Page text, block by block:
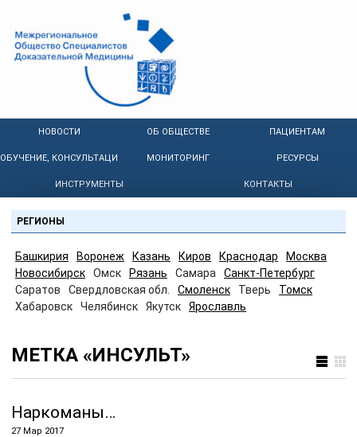
НОВОСТИ ОБ ОБЩЕСТВЕ ПАЦИЕНТАМ
ОБУЧЕНИЕ, КОНСУЛЬТАЦИИ МОНИТОРИНГ РЕСУРСЫ
ИНСТРУМЕНТЫ КОНТАКТЫ
РЕГИОНЫ
Башкирия Воронеж Казань Киров Краснодар
Москва
Новосибирск
Омск Рязань Самара
Санкт-Петербург
Саратов
Свердловская обл. Смоленск Тверь
Томск
Хабаровск
Челябинск Якутск Ярославль
МЕТКА «ИНСУЛЬТ»
Наркоманы…
27 Мар 2017